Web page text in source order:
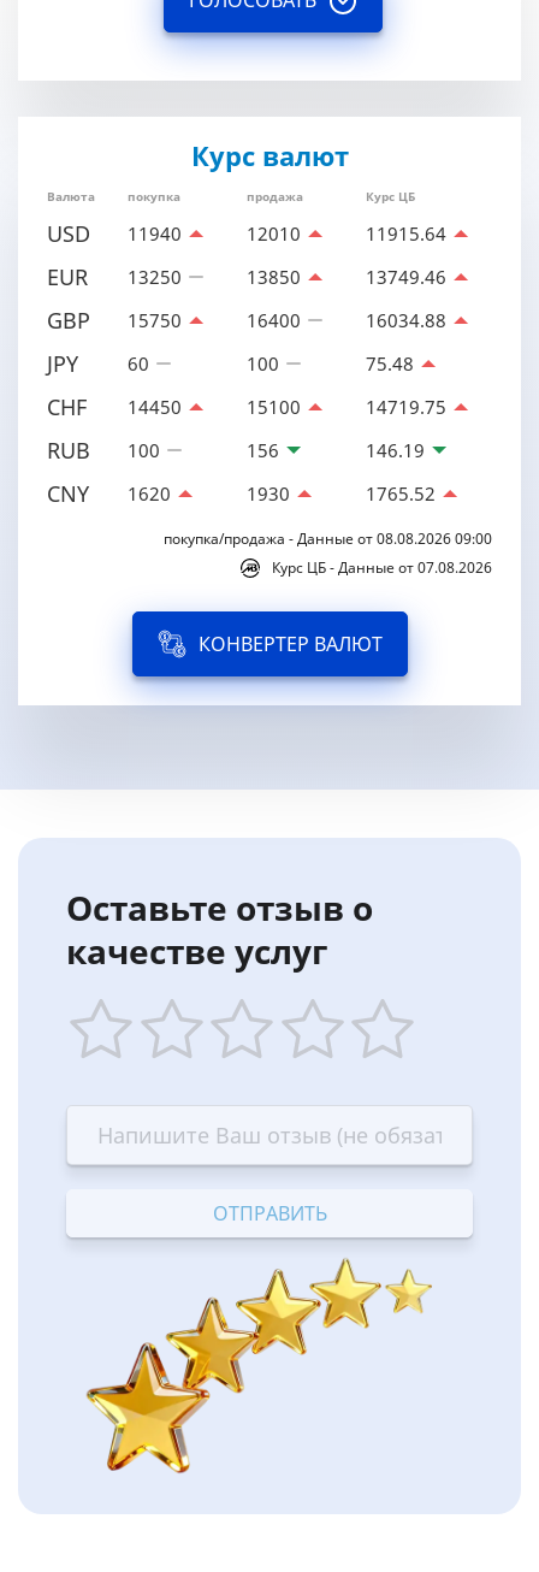
Курс валют
Валюта покупка продажа Курс ЦБ
USD 11940 12010 11915.64
EUR 13250 13850 13749.46
GBP 15750 16400 16034.88
JPY 60 100 75.48
CHF 14450 15100 14719.75
RUB 100 156 146.19
CNY 1620 1930 1765.52
покупка/продажа - Данные от 08.08.2026 09:00
Курс ЦБ - Данные от 07.08.2026
КОНВЕРТЕР ВАЛЮТ
Оставьте отзыв о
качестве услуг
star
Terrible
stars
—
Bad
stars
—
OK
stars
—
Good
stars
—
Excellent